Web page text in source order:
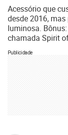
Acessório que
desde 2016,
luminosa.
chamada Spirit
Publicidade